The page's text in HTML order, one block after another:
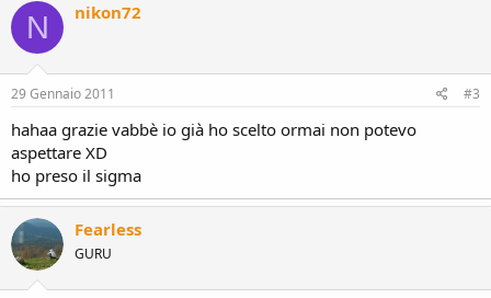
N nikon72
29 Gennaio 2011 #3
hahaa grazie vabbè io già ho scelto ormai non potevo
aspettare XD
ho preso il sigma
Fearless
GURU